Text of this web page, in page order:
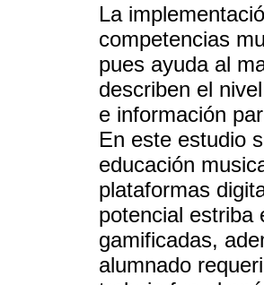
La
competencias
pues ayuda al
describen el
e información
En este estudio
educación
plataformas
potencial estriba
gamificadas,
alumnado